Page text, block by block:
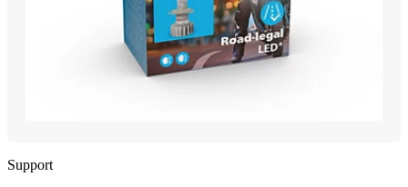
Support